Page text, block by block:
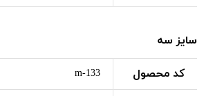
سایز سه
کد محصول m-133